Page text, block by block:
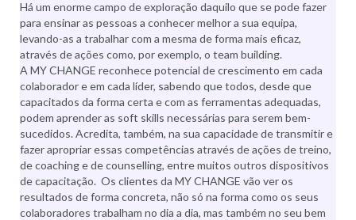
Há um enorme campo de exploração daquilo que se pode fazer
para ensinar as pessoas a conhecer melhor a sua equipa,
levando-as a trabalhar com a mesma de forma mais eficaz,
através de ações como, por exemplo, o team building.
A MY CHANGE reconhece potencial de crescimento em cada
colaborador e em cada líder, sabendo que todos, desde que
capacitados da forma certa e com as ferramentas adequadas,
podem aprender as soft skills necessárias para serem bem-
sucedidos. Acredita, também, na sua capacidade de transmitir e
fazer apropriar essas competências através de ações de treino,
de coaching e de counselling, entre muitos outros dispositivos
de capacitação. Os clientes da MY CHANGE vão ver os
resultados de forma concreta, não só na forma como os seus
colaboradores trabalham no dia a dia, mas também no seu bem